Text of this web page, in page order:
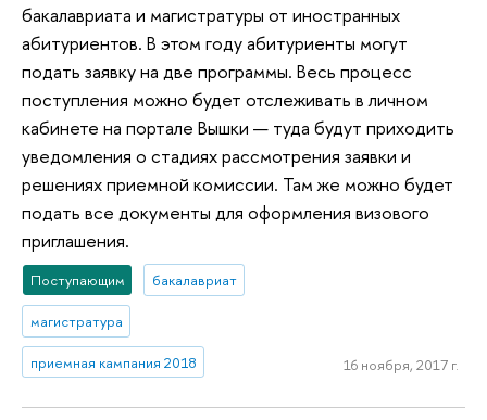
бакалавриата и магистратуры от иностранных
абитуриентов. В этом году абитуриенты могут
подать заявку на две программы. Весь процесс
поступления можно будет отслеживать в личном
кабинете на портале Вышки — туда будут приходить
уведомления о стадиях рассмотрения заявки и
решениях приемной комиссии. Там же можно будет
подать все документы для оформления визового
приглашения.
Поступающим бакалавриат
магистратура
приемная кампания 2018 16 ноября, 2017 г.